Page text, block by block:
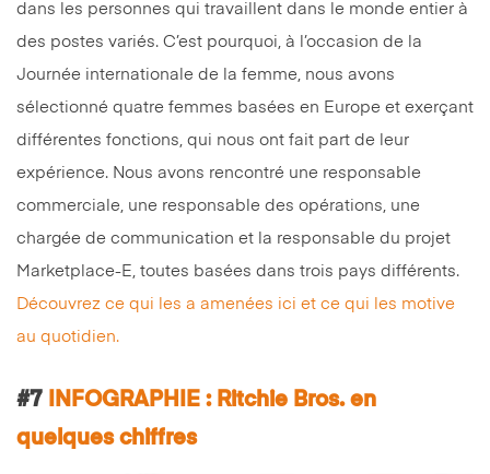
dans les personnes qui travaillent dans le monde entier à
des postes variés. C’est pourquoi, à l’occasion de la
Journée internationale de la femme, nous avons
sélectionné quatre femmes basées en Europe et exerçant
différentes fonctions, qui nous ont fait part de leur
expérience. Nous avons rencontré une responsable
commerciale, une responsable des opérations, une
chargée de communication et la responsable du projet
Marketplace-E, toutes basées dans trois pays différents.
Découvrez ce qui les a amenées ici et ce qui les motive
au quotidien.
#7
INFOGRAPHIE : Ritchie Bros. en
quelques chiffres